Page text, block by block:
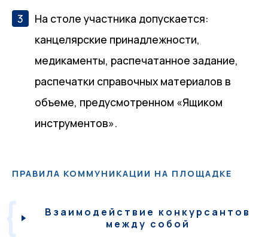
На столе участника допускается:
канцелярские принадлежности,
медикаменты, распечатанное задание,
распечатки справочных материалов в
объеме, предусмотренном «Ящиком
инструментов».
ПРАВИЛА КОММУНИКАЦИИ НА ПЛОЩАДКЕ
Взаимодействие конкурсантов
между собой